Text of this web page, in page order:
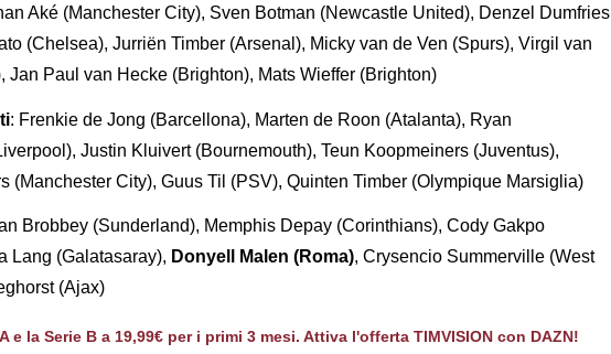
Aké (Manchester City), Sven Botman (Newcastle United), Denzel Dumfries
(Chelsea), Jurriën Timber (Arsenal), Micky van de Ven (Spurs), Virgil van
Jan Paul van Hecke (Brighton), Mats Wieffer (Brighton)
: Frenkie de Jong (Barcellona), Marten de Roon (Atalanta), Ryan
Justin Kluivert (Bournemouth), Teun Koopmeiners (Juventus),
(Manchester City), Guus Til (PSV), Quinten Timber (Olympique Marsiglia)
Brobbey (Sunderland), Memphis Depay (Corinthians), Cody Gakpo
Lang (Galatasaray), Donyell Malen (Roma), Crysencio Summerville (West
(Ajax)
e la Serie B a 19,99€ per i primi 3 mesi. Attiva l'offerta TIMVISION con DAZN!